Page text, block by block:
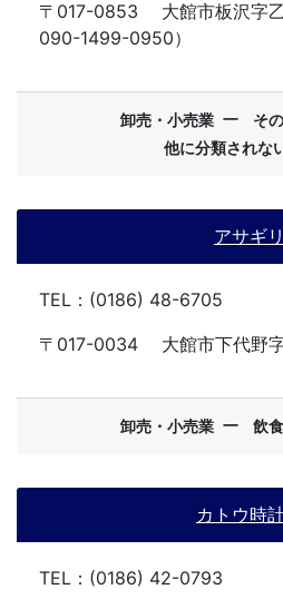
〒017-0853
大館市板沢字
090-1499-0950）
卸売・小売業 ー そ
他に分類されな
アサギリ
TEL：(0186) 48-6705
〒017-0034
大館市下代野
卸売・小売業 ー 飲
カトウ時
TEL：(0186) 42-0793